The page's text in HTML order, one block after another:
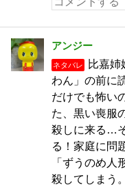
アンジー
ネタバレ
比嘉姉
わん」の前に
だけでも怖い
た、黒い喪服
殺しに来る…
る！家庭に問
「ずうのめ人
殺してしまう